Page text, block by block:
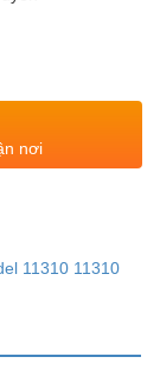
nơi
11310 11310